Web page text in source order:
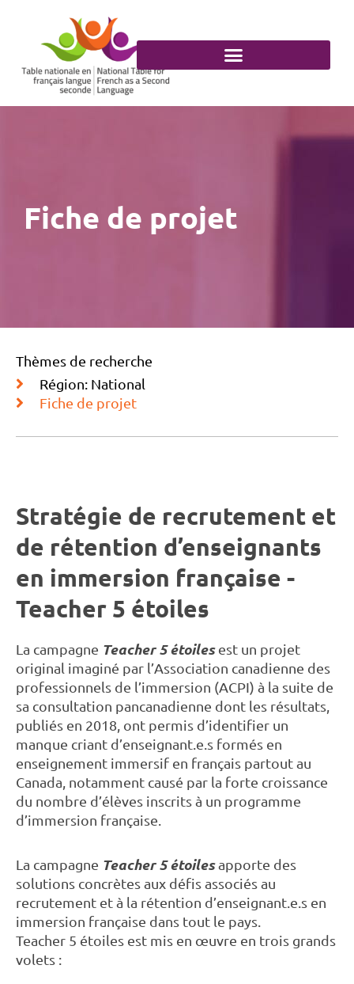
contenu
Fiche de projet
Thèmes de recherche
Région: National
Fiche de projet
Stratégie de recrutement et
de rétention d’enseignants
en immersion française -
Teacher 5 étoiles
La campagne Teacher 5 étoilesest un projet
original imaginé par l’Association canadienne des
professionnels de l’immersion (ACPI) à la suite de
sa consultation pancanadienne dont les résultats,
publiés en 2018, ont permis d’identifier un
manque criant d’enseignant.e.s formés en
enseignement immersif en français partout au
Canada, notamment causé par la forte croissance
du nombre d’élèves inscrits à un programme
d’immersion française.
La campagne Teacher 5 étoilesapporte des
solutions concrètes aux défis associés au
recrutement et à la rétention d’enseignant.e.s en
immersion française dans tout le pays.
Teacher 5 étoiles est mis en œuvre en trois grands
volets :